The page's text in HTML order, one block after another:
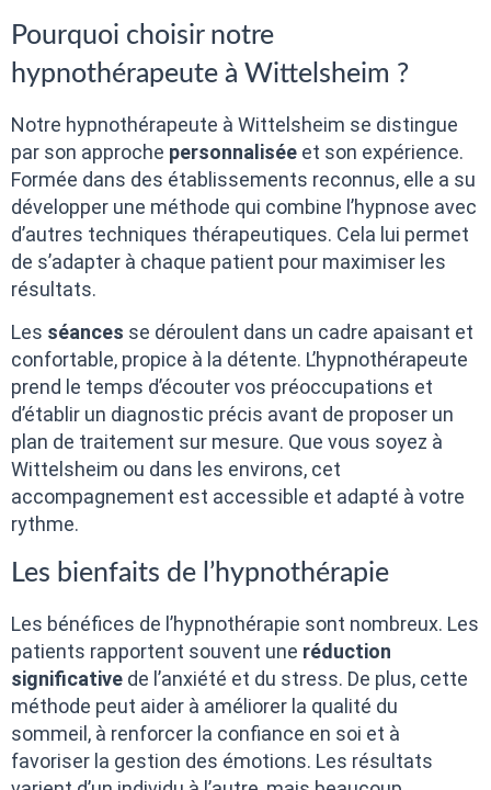
Pourquoi choisir notre
hypnothérapeute à Wittelsheim ?
Notre hypnothérapeute à Wittelsheim se distingue
par son approche personnalisée et son expérience.
Formée dans des établissements reconnus, elle a su
développer une méthode qui combine l’hypnose avec
d’autres techniques thérapeutiques. Cela lui permet
de s’adapter à chaque patient pour maximiser les
résultats.
Les séances se déroulent dans un cadre apaisant et
confortable, propice à la détente. L’hypnothérapeute
prend le temps d’écouter vos préoccupations et
d’établir un diagnostic précis avant de proposer un
plan de traitement sur mesure. Que vous soyez à
Wittelsheim ou dans les environs, cet
accompagnement est accessible et adapté à votre
rythme.
Les bienfaits de l’hypnothérapie
Les bénéfices de l’hypnothérapie sont nombreux. Les
patients rapportent souvent une réduction
significative de l’anxiété et du stress. De plus, cette
méthode peut aider à améliorer la qualité du
sommeil, à renforcer la confiance en soi et à
favoriser la gestion des émotions. Les résultats